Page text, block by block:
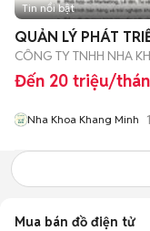
Tin nổi bật
QUẢN LÝ PHÁT
CÔNG TY TNHH NHA
Đến 20 triệu/
Nha Khoa Khang Minh 1
Mua bán đồ điện tử